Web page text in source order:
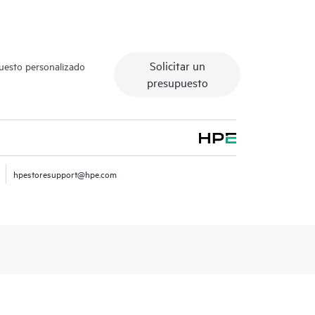
personalizado
Solicitar un
presupuesto
hpestoresupport@hpe.com